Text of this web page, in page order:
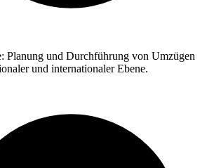
Planung und Durchführung von Umzügen
und internationaler Ebene.